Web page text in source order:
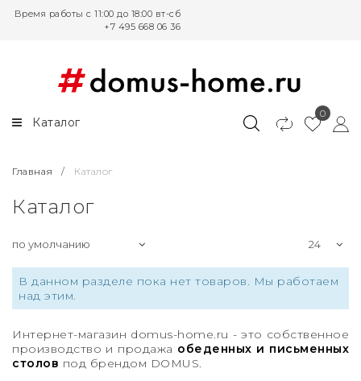
Время работы с 11:00 до 18:00 вт-сб
+7 495 668 06 36
Каталог
0
Главная / Каталог
Каталог
В данном разделе пока нет товаров. Мы работаем
над этим.
Интернет-магазин domus-home.ru - это собственное
производство и продажа обеденных и письменных
столов под брендом DOMUS.
Круглые столы
Белые обеденные столы
компьютерные
Письменные столы для
школьников